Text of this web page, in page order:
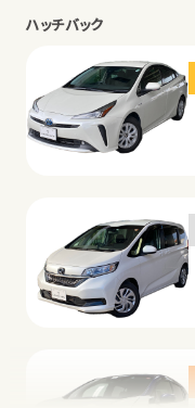
ハッチバック